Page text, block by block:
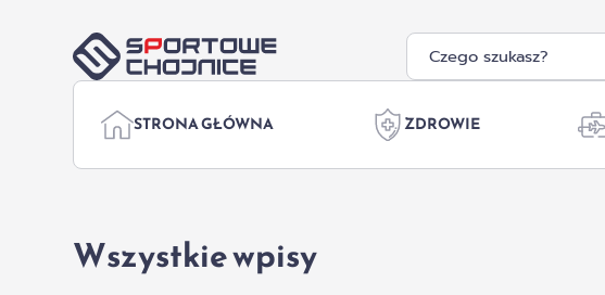
STRONA GŁÓWNA ZDROWIE
Wszystkie wpisy